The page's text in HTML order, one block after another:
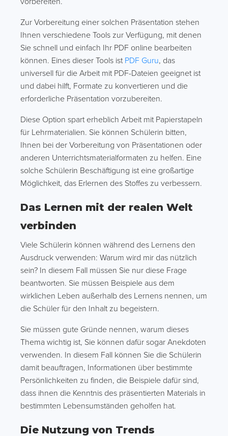
Zur Vorbereitung einer solchen Präsentation stehen
Ihnen verschiedene Tools zur Verfügung, mit denen
Sie schnell und einfach Ihr PDF online bearbeiten
können. Eines dieser Tools ist PDF Guru, das
universell für die Arbeit mit PDF-Dateien geeignet ist
und dabei hilft, Formate zu konvertieren und die
erforderliche Präsentation vorzubereiten.
Diese Option spart erheblich Arbeit mit Papierstapeln
für Lehrmaterialien. Sie können Schülerin bitten,
Ihnen bei der Vorbereitung von Präsentationen oder
anderen Unterrichtsmaterialformaten zu helfen. Eine
solche Schülerin Beschäftigung ist eine großartige
Möglichkeit, das Erlernen des Stoffes zu verbessern.
Das Lernen mit der realen Welt
verbinden
Viele Schülerin können während des Lernens den
Ausdruck verwenden: Warum wird mir das nützlich
sein? In diesem Fall müssen Sie nur diese Frage
beantworten. Sie müssen Beispiele aus dem
wirklichen Leben außerhalb des Lernens nennen, um
die Schüler für den Inhalt zu begeistern.
Sie müssen gute Gründe nennen, warum dieses
Thema wichtig ist, Sie können dafür sogar Anekdoten
verwenden. In diesem Fall können Sie die Schülerin
damit beauftragen, Informationen über bestimmte
Persönlichkeiten zu finden, die Beispiele dafür sind,
dass ihnen die Kenntnis des präsentierten Materials in
bestimmten Lebensumständen geholfen hat.
Die Nutzung von Trends